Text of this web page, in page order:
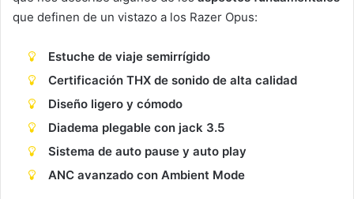
que definen de un vistazo a los Razer Opus:
Estuche de viaje semirrígido
Certificación THX de sonido de alta calidad
Diseño ligero y cómodo
Diadema plegable con jack 3.5
Sistema de auto pause y auto play
ANC avanzado con Ambient Mode